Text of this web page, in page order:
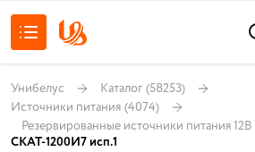
Унибелус Каталог (58253)
Источники питания (4074)
Резервированные источники питания 12В
СКАТ-1200И7 исп.1